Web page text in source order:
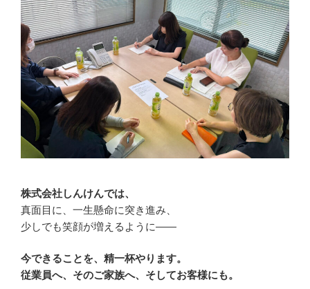
株式会社しんけんでは、
真面目に、一生懸命に突き進み、
少しでも笑顔が増えるように――
今できることを、精一杯やります。
従業員へ、そのご家族へ、そしてお客様にも。